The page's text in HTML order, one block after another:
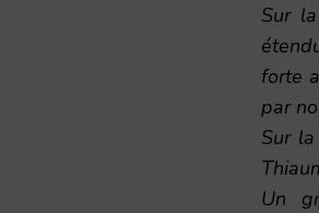
Sur
forte
par
Sur
Un